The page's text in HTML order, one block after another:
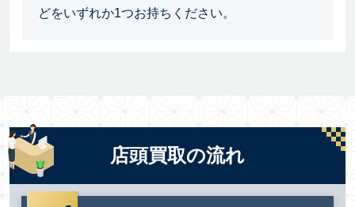
どをいずれか1つお持ちください。
店頭買取の流れ